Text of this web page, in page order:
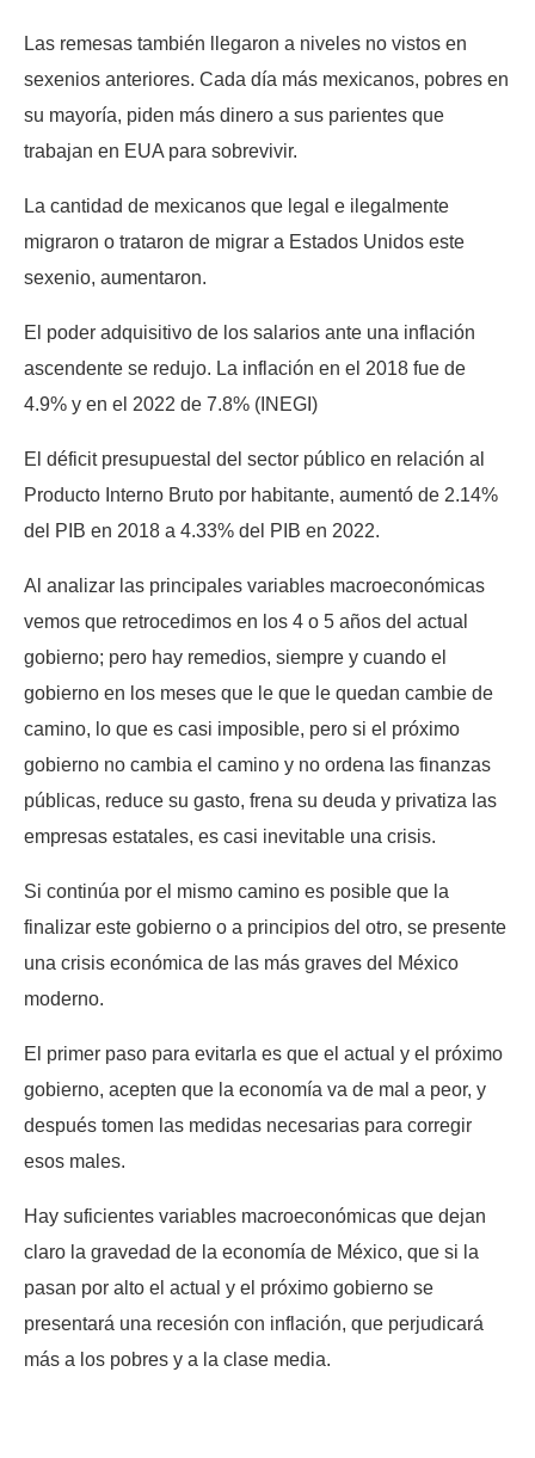
Las remesas también llegaron a niveles no vistos en
sexenios anteriores. Cada día más mexicanos, pobres en
su mayoría, piden más dinero a sus parientes que
trabajan en EUA para sobrevivir.
La cantidad de mexicanos que legal e ilegalmente
migraron o trataron de migrar a Estados Unidos este
sexenio, aumentaron.
El poder adquisitivo de los salarios ante una inflación
ascendente se redujo. La inflación en el 2018 fue de
4.9% y en el 2022 de 7.8% (INEGI)
El déficit presupuestal del sector público en relación al
Producto Interno Bruto por habitante, aumentó de 2.14%
del PIB en 2018 a 4.33% del PIB en 2022.
Al analizar las principales variables macroeconómicas
vemos que retrocedimos en los 4 o 5 años del actual
gobierno; pero hay remedios, siempre y cuando el
gobierno en los meses que le que le quedan cambie de
camino, lo que es casi imposible, pero si el próximo
gobierno no cambia el camino y no ordena las finanzas
públicas, reduce su gasto, frena su deuda y privatiza las
empresas estatales, es casi inevitable una crisis.
Si continúa por el mismo camino es posible que la
finalizar este gobierno o a principios del otro, se presente
una crisis económica de las más graves del México
moderno.
El primer paso para evitarla es que el actual y el próximo
gobierno, acepten que la economía va de mal a peor, y
después tomen las medidas necesarias para corregir
esos males.
Hay suficientes variables macroeconómicas que dejan
claro la gravedad de la economía de México, que si la
pasan por alto el actual y el próximo gobierno se
presentará una recesión con inflación, que perjudicará
más a los pobres y a la clase media.